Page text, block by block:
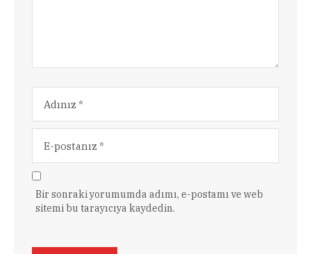
Bir sonraki yorumumda adımı, e-postamı ve web
sitemi bu tarayıcıya kaydedin.